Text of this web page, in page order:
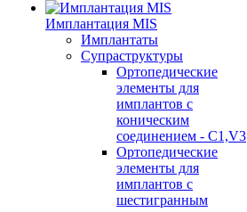
Имплантация MIS
Имплантаты
Супраструктуры
Ортопедические
элементы для
имплантов с
коническим
соединением - C1,V3
Ортопедические
элементы для
имплантов с
шестигранным